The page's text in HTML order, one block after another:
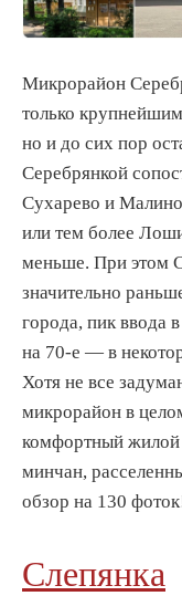
Микрорайон
только
но и до сих пор
Серебрянкой
Сухарево и
или тем более
меньше. При этом
значительно
города, пик ввода
на 70-е — в
Хотя не все
микрорайон в
комфортный жилой
минчан,
обзор на 130
Cлепянка